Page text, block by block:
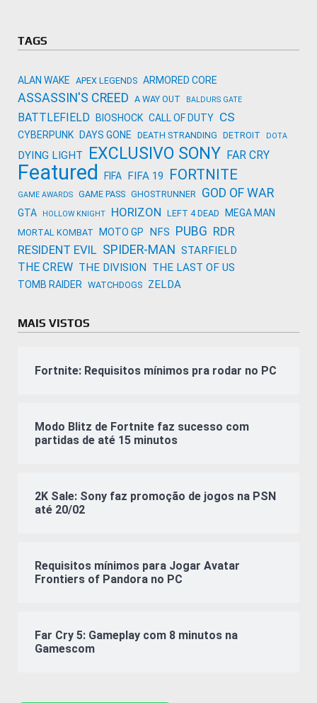
TAGS
ALAN WAKE APEX LEGENDS ARMORED CORE
ASSASSIN'S CREED A WAY OUT BALDURS GATE
BATTLEFIELD BIOSHOCK CALL OF DUTY CS
CYBERPUNK DAYS GONE DEATH STRANDING DETROIT DOTA
DYING LIGHT EXCLUSIVO SONY FAR CRY
Featured FIFA FIFA 19 FORTNITE
GAME AWARDS GAME PASS GHOSTRUNNER GOD OF WAR
GTA HOLLOW KNIGHT HORIZON LEFT 4 DEAD MEGA MAN
MORTAL KOMBAT MOTO GP NFS PUBG RDR
RESIDENT EVIL SPIDER-MAN STARFIELD
THE CREW THE DIVISION THE LAST OF US
TOMB RAIDER WATCHDOGS ZELDA
MAIS VISTOS
Fortnite: Requisitos mínimos pra rodar no PC
Modo Blitz de Fortnite faz sucesso com
partidas de até 15 minutos
2K Sale: Sony faz promoção de jogos na PSN
até 20/02
Requisitos mínimos para Jogar Avatar
Frontiers of Pandora no PC
Far Cry 5: Gameplay com 8 minutos na
Gamescom